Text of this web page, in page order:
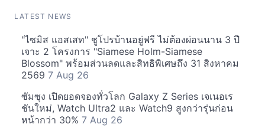
LATEST NEWS
"ไซมิส แอสเสท" ชูโปรบ้านอยู่ฟรี ไม่ต้องผ่อนนาน 3 ปี
เจาะ 2 โครงการ "Siamese Holm-Siamese
Blossom" พร้อมส่วนลดและสิทธิพิเศษถึง 31 สิงหาคม
2569 7 Aug 26
ซัมซุง เปิดยอดจองทั่วโลก Galaxy Z Series เจเนอเร
ชันใหม่, Watch Ultra2 และ Watch9 สูงกว่ารุ่นก่อน
หน้ากว่า 30% 7 Aug 26